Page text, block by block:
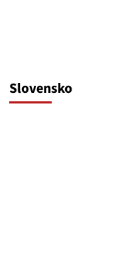
Slovensko